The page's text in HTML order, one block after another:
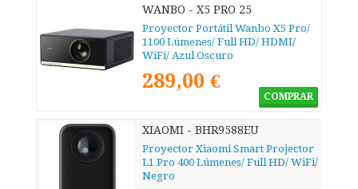
WANBO - X5 PRO 25
Proyector Portátil Wanbo X5 Pro/
1100 Lúmenes/ Full HD/ HDMI/
WiFi/ Azul Oscuro
289,00 €
COMPRAR
XIAOMI - BHR9588EU
Proyector Xiaomi Smart Projector
L1 Pro 400 Lúmenes/ Full HD/ WiFi/
Negro